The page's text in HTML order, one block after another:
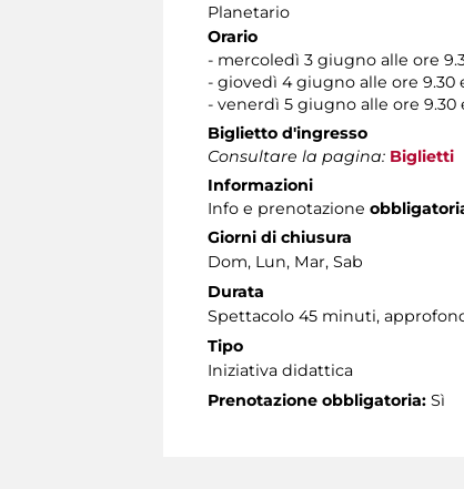
Planetario
Orario
- mercoledì 3 giugno alle ore
- giovedì 4 giugno alle ore 9.30 e
- venerdì 5 giugno alle ore 9.30 e
Biglietto d'ingresso
Consultare la pagina: Biglietti
Informazioni
Info e prenotazione
Giorni di chiusura
Dom, Lun, Mar, Sab
Durata
Spettacolo 45 minuti,
Tipo
Iniziativa didattica
Prenotazione obbligatoria: Sì